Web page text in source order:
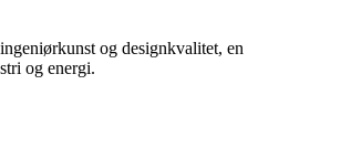
og designkvalitet, en
og energi.